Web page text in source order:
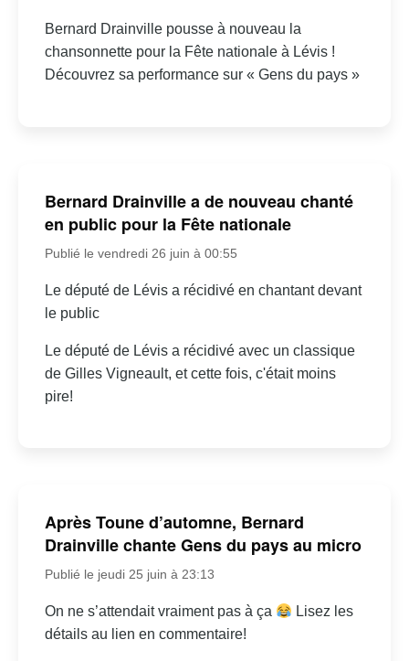
Bernard Drainville pousse à nouveau la
chansonnette pour la Fête nationale à Lévis !
Découvrez sa performance sur « Gens du pays »
Bernard Drainville a de nouveau chanté
en public pour la Fête nationale
Publié le vendredi 26 juin à 00:55
Le député de Lévis a récidivé en chantant devant
le public
Le député de Lévis a récidivé avec un classique
de Gilles Vigneault, et cette fois, c'était moins
pire!
Après Toune d’automne, Bernard
Drainville chante Gens du pays au micro
Publié le jeudi 25 juin à 23:13
On ne s’attendait vraiment pas à ça
Lisez les
détails au lien en commentaire!